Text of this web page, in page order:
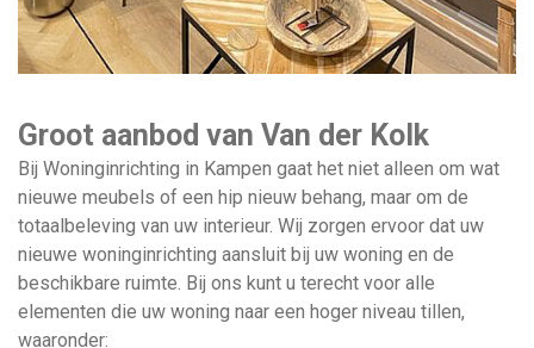
Groot aanbod van Van der Kolk
Bij Woninginrichting in Kampen gaat het niet alleen om wat
nieuwe meubels of een hip nieuw behang, maar om de
totaalbeleving van uw interieur. Wij zorgen ervoor dat uw
nieuwe woninginrichting aansluit bij uw woning en de
beschikbare ruimte. Bij ons kunt u terecht voor alle
elementen die uw woning naar een hoger niveau tillen,
waaronder: